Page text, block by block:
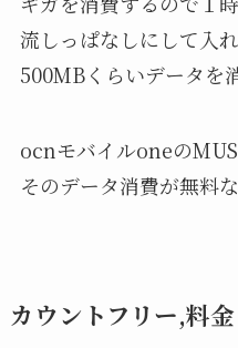
流しっぱなしにして入
500MBくらいデータを
ocnモバイルoneの
そのデータ消費が無料
カウントフリー,料金